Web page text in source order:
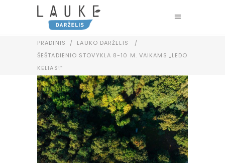
PRADINIS / LAUKO DARŽELIS
/
ŠEŠTADIENIO STOVYKLA 8-10 M. VAIKAMS „LEDO
KELIAS!“